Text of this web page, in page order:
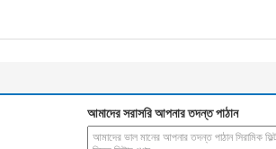
আমাদের সরাসরি আপনার তদন্ত পাঠান